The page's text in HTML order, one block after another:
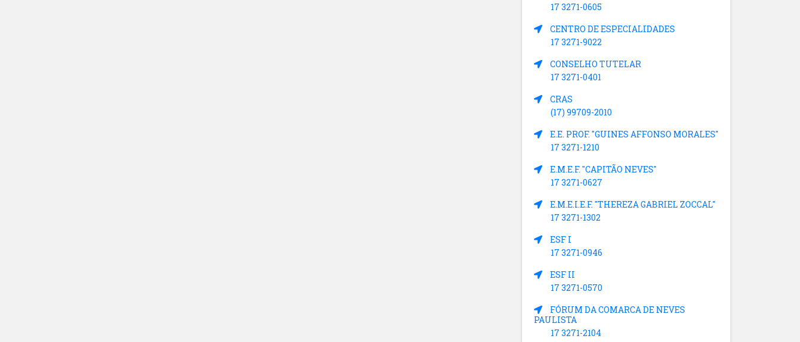
17 3271-0605
CENTRO DE ESPECIALIDADES
17 3271-9022
CONSELHO TUTELAR
17 3271-0401
CRAS
(17) 99709-2010
E.E. PROF. "GUINES AFFONSO MORALES"
17 3271-1210
E.M.E.F. "CAPITÃO NEVES"
17 3271-0627
E.M.E.I.E.F. "THEREZA GABRIEL ZOCCAL"
17 3271-1302
ESF I
17 3271-0946
ESF II
17 3271-0570
FÓRUM DA COMARCA DE NEVES
PAULISTA
17 3271-2104